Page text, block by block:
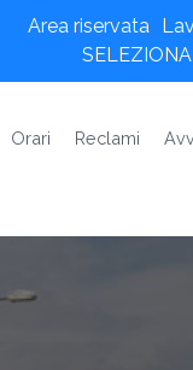
Area riservata
Orari Reclami